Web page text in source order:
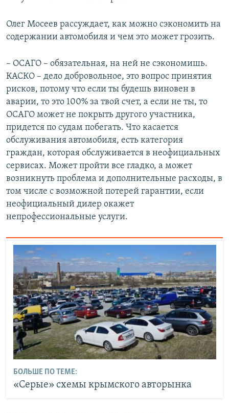
Олег Мосеев рассуждает, как можно сэкономить на
содержании автомобиля и чем это может грозить.
– ОСАГО – обязательная, на ней не сэкономишь.
КАСКО – дело добровольное, это вопрос принятия
рисков, потому что если ты будешь виновен в
аварии, то это 100% за твой счет, а если не ты, то
ОСАГО может не покрыть другого участника,
придется по судам побегать. Что касается
обслуживания автомобиля, есть категория
граждан, которая обслуживается в неофициальных
сервисах. Может пройти все гладко, а может
возникнуть проблема и дополнительные расходы, в
том числе с возможной потерей гарантии, если
неофициальный дилер окажет
непрофессиональные услуги.
БОЛЬШЕ ПО ТЕМЕ:
«Серые» схемы крымского авторынка